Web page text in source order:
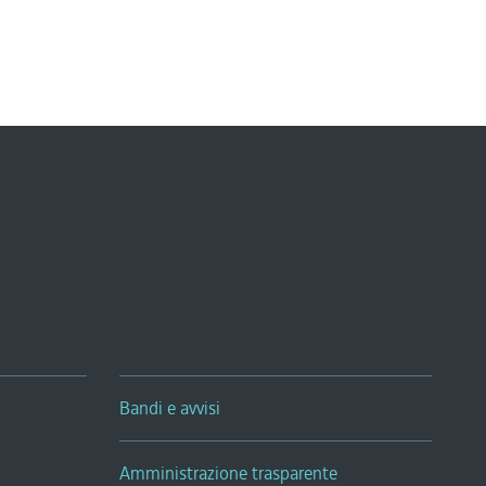
Bandi e avvisi
Amministrazione trasparente